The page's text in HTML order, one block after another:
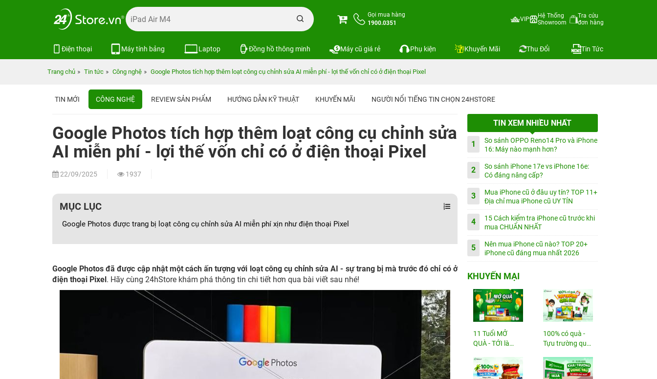
Gọi mua hàng
1900.0351
VIP
Hệ Thống
Showroom
Tra cứu
đơn hàng
Điện thoại Máy tính bảng Laptop Đồng hồ thông minh Máy cũ giá rẻ Phụ kiện Khuyến Mãi Thu Đổi Tin Tức
Trang chủ Tin tức Công nghệ Google Photos tích hợp thêm loạt công cụ chỉnh sửa AI miễn phí - lợi thế vốn chỉ có ở điện thoại Pixel
TIN MỚI CÔNG NGHỆ REVIEW SẢN PHẨM HƯỚNG DẪN KỸ THUẬT KHUYẾN MÃI NGƯỜI NỔI TIẾNG TIN CHỌN 24HSTORE
Google Photos tích hợp thêm loạt công cụ chỉnh sửa
AI miễn phí - lợi thế vốn chỉ có ở điện thoại Pixel
22/09/2025 1937
MỤC LỤC
Google Photos được trang bị loạt công cụ chỉnh sửa AI miễn phí xịn như điện thoại Pixel
Google Photos đã được cập nhật một cách ấn tượng với loạt công cụ chỉnh sửa AI - sự trang bị mà trước đó chỉ có ở
điện thoại Pixel. Hãy cùng 24hStore khám phá thông tin chi tiết hơn qua bài viết sau nhé!
TIN XEM NHIỀU NHẤT
1
So sánh OPPO Reno14 Pro và iPhone
16: Máy nào mạnh hơn?
2
So sánh iPhone 17e vs iPhone 16e:
Có đáng nâng cấp?
3
Mua iPhone cũ ở đâu uy tín? TOP 11+
Địa chỉ mua iPhone cũ UY TÍN
4
15 Cách kiểm tra iPhone cũ trước khi
mua CHUẨN NHẤT
5
Nên mua iPhone cũ nào? TOP 20+
iPhone cũ đáng mua nhất 2026
KHUYẾN MẠI
11 Tuổi MỞ
QUÀ - TỚI là
100% có quà -
Tựu trường quá